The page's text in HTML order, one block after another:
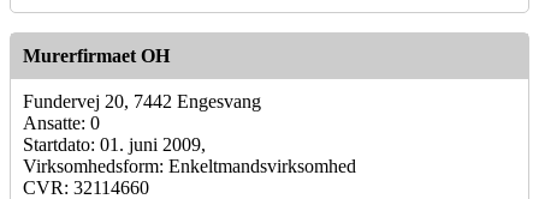
Murerfirmaet OH
Fundervej 20, 7442 Engesvang
Ansatte: 0
Startdato: 01. juni 2009,
Virksomhedsform: Enkeltmandsvirksomhed
CVR: 32114660